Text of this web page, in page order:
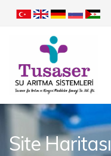
Site Haritası